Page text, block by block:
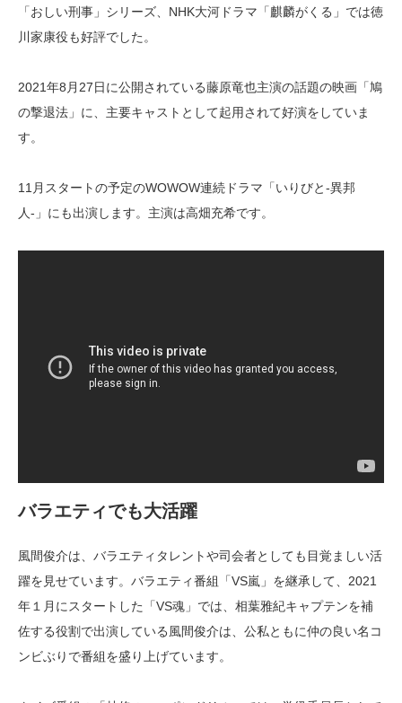
「おしい刑事」シリーズ、NHK大河ドラマ「麒麟がくる」では徳
川家康役も好評でした。
2021年8月27日に公開されている藤原竜也主演の話題の映画「鳩
の撃退法」に、主要キャストとして起用されて好演をしていま
す。
11月スタートの予定のWOWOW連続ドラマ「いりびと-異邦
人-」にも出演します。主演は高畑充希です。
バラエティでも大活躍
風間俊介は、バラエティタレントや司会者としても目覚ましい活
躍を見せています。バラエティ番組「VS嵐」を継承して、2021
年１月にスタートした「VS魂」では、相葉雅紀キャプテンを補
佐する役割で出演している風間俊介は、公私ともに仲の良い名コ
ンビぶりで番組を盛り上げています。